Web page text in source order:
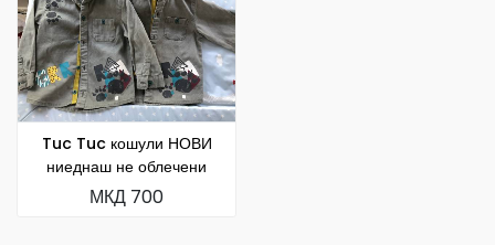
Tuc Tuc кошули НОВИ
ниеднаш не облечени
МКД 700